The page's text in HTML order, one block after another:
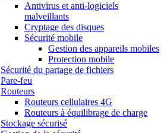
Antivirus et anti-logiciels
malveillants
Cryptage des disques
Sécurité mobile
Gestion des appareils mobiles
Protection mobile
Sécurité du partage de fichiers
Pare-feu
Routeurs
Routeurs cellulaires 4G
Routeurs à équilibrage de charge
Stockage sécurisé